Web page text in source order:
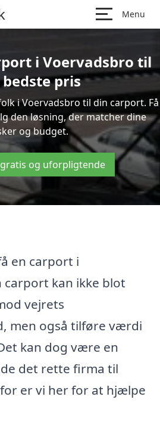
Menu
i Voervadsbro til
pris
i Voervadsbro til din carport. Få
den løsning, der matcher dine
og budget.
og uforpligtende
en carport i
carport kan ikke blot
vejrets
men også tilføre værdi
kan dog være en
det rette firma til
er vi her for at hjælpe